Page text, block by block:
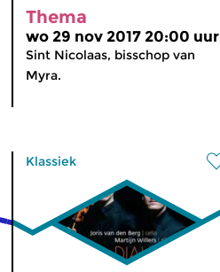
Thema
wo 29 nov 2017 20:00 uur
Sint Nicolaas, bisschop van
Myra.
Klassiek